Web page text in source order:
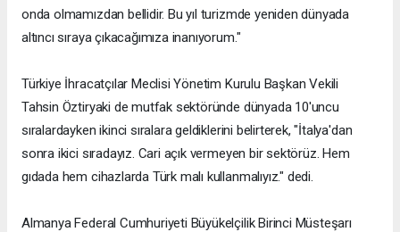
onda olmamızdan bellidir. Bu yıl turizmde yeniden dünyada
altıncı sıraya çıkacağımıza inanıyorum."
Türkiye İhracatçılar Meclisi Yönetim Kurulu Başkan Vekili
Tahsin Öztiryaki de mutfak sektöründe dünyada 10'uncu
sıralardayken ikinci sıralara geldiklerini belirterek, "İtalya'dan
sonra ikici sıradayız. Cari açık vermeyen bir sektörüz. Hem
gıdada hem cihazlarda Türk malı kullanmalıyız." dedi.
Almanya Federal Cumhuriyeti Büyükelçilik Birinci Müsteşarı